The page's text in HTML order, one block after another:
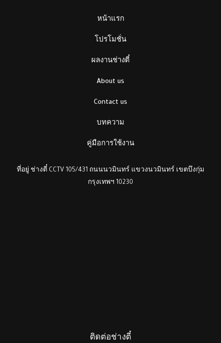
หน้าแรก
โปรโมชั่น
ผลงานช่างตี๋
About us
Contact us
บทความ
คู่มือการใช้งาน
ที่อยู่ ช่างตี๋ CCTV 105/431 ถนนนวมินทร์ แขวงนวมินทร์ เขตบึงกุ่ม
กรุงเทพฯ 10230
ติดต่อช่างตี๋